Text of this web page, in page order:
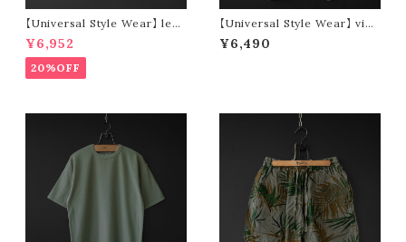
【Universal Style Wear】 leaf
short pants (black)
¥6,952
20%OFF
【Universal Style Wear】 vint
age type tee (pink)
¥6,490